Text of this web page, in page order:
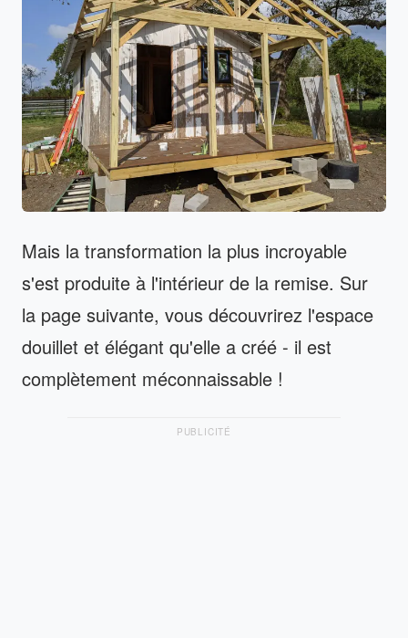
Mais la transformation la plus incroyable
s'est produite à l'intérieur de la remise. Sur
la page suivante, vous découvrirez l'espace
douillet et élégant qu'elle a créé - il est
complètement méconnaissable !
PUBLICITÉ